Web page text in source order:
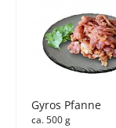
Gyros Pfanne
ca. 500 g